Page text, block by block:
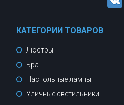
КАТЕГОРИИ ТОВАРОВ
Люстры
Бра
Настольные лампы
Уличные светильники